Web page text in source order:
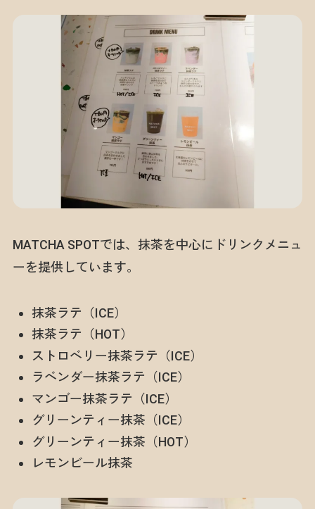
MATCHA SPOTでは、抹茶を中心にドリンクメニュ
ーを提供しています。
抹茶ラテ（ICE）
抹茶ラテ（HOT）
ストロベリー抹茶ラテ（ICE）
ラベンダー抹茶ラテ（ICE）
マンゴー抹茶ラテ（ICE）
グリーンティー抹茶（ICE）
グリーンティー抹茶（HOT）
レモンビール抹茶